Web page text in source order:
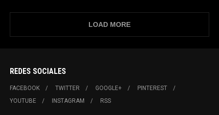
LOAD MORE
REDES SOCIALES
FACEBOOK TWITTER GOOGLE+
PINTEREST
YOUTUBE
INSTAGRAM RSS